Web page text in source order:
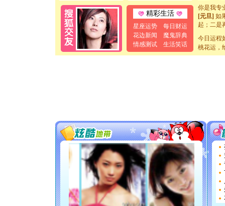
精彩生活
星座运势
每日财运
花边新闻
魔鬼辞典
情感测试
生活笑话
你是我专
[元旦] 如
起；二是
离。水晶
[元旦]当
泣，这痛
卖了。水
你太多，
要平安
[圣诞节]
能正大
天都要快
[圣诞节]
如意,快
[元旦]
看
断电。
你是我
今日运程
桃花运，